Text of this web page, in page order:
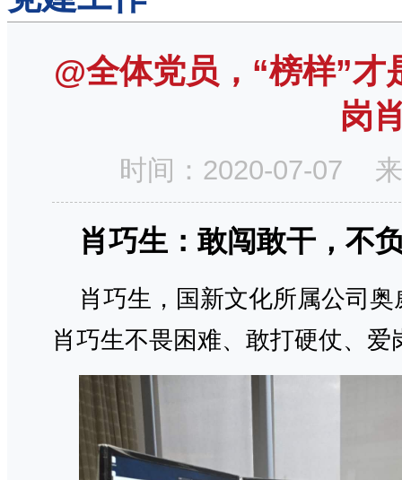
@全体党员，“榜样”
岗
时间：2020-07-07
肖巧生： 敢闯敢干，不
肖巧生，国新文化所属公司
肖巧生不畏困难、敢打硬仗、